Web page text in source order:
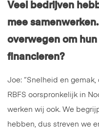
Veel bedrijven
mee
overwegen om hun
financieren?
Joe: “Snelheid en
RBFS oorspronkelijk in
werken wij ook. We
hebben, dus streven we